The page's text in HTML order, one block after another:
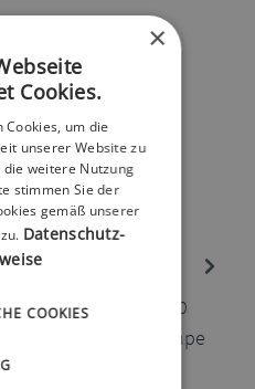
Selbstzahler
Gib den
Set 9 mm 30 cm 10
Kaleido Insulinpumpe
Mehr
×
Cookies.
Cookies, um die
unserer Website zu
weitere Nutzung
stimmen Sie der
gemäß unserer
Datenschutz-
COOKIES